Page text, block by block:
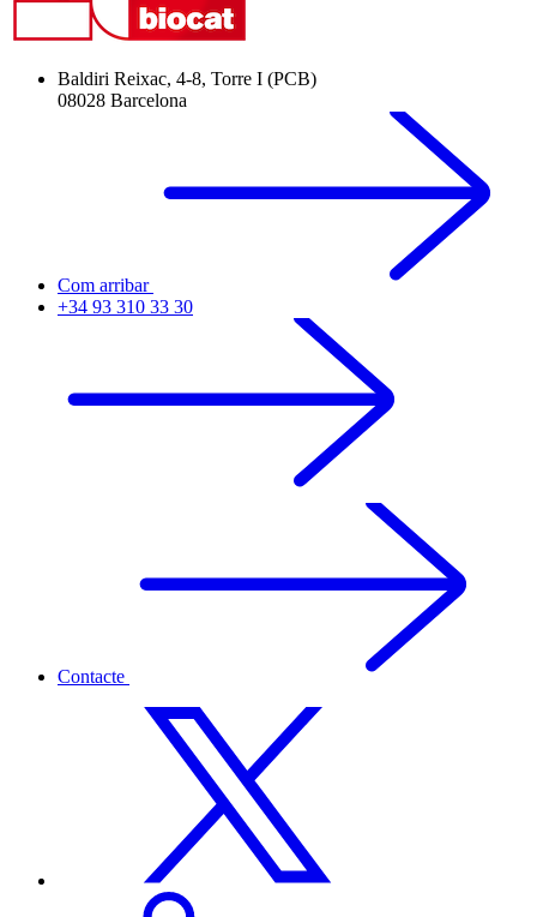
Baldiri Reixac, 4-8, Torre I (PCB)
08028 Barcelona
Com arribar
+34 93 310 33 30
Contacte